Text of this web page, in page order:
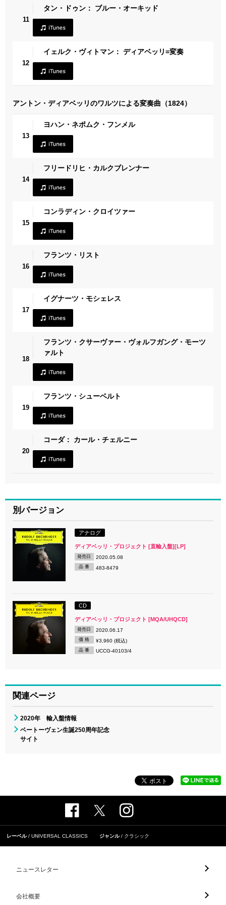
11
タン・ドゥン： ブルー・オーキッド
12
イェルク・ヴィトマン： ディアベッリ=変奏
アントン・ディアベッリのワルツによる変奏曲（1824）
13
ヨハン・ネポムク・フンメル
14
フリードリヒ・カルクブレンナー
15
コンラディン・クロイツァー
16
フランツ・リスト
17
イグナーツ・モシェレス
18
フランツ・クサーヴァー・ヴォルフガング・モーツ
ァルト
19
フランツ・シューベルト
20
コーダ： カール・チェルニー
別バージョン
アナログ
ディアベッリ・プロジェクト [直輸入盤][LP]
発売日 2020.05.08
品 番 483-8479
CD
ディアベッリ・プロジェクト [MQA/UHQCD]
発売日 2020.06.17
価 格 ¥3,960 (税込)
品 番 UCCG-40103/4
関連ページ
2020年 輸入盤情報
ベートーヴェン生誕250周年記念
サイト
レーベル UNIVERSAL CLASSICS ジャンル クラシック
ニュースレター
会社概要